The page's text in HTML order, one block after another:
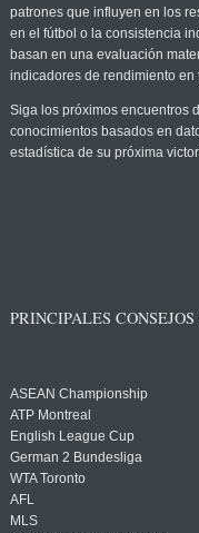
patrones que influyen en los
en el fútbol o la consistencia
basan en una evaluación
indicadores de rendimiento en
Siga los próximos encuentros
conocimientos basados en
estadística de su próxima
PRINCIPALES
ASEAN Championship
ATP Montreal
English League Cup
German 2 Bundesliga
WTA Toronto
AFL
MLS